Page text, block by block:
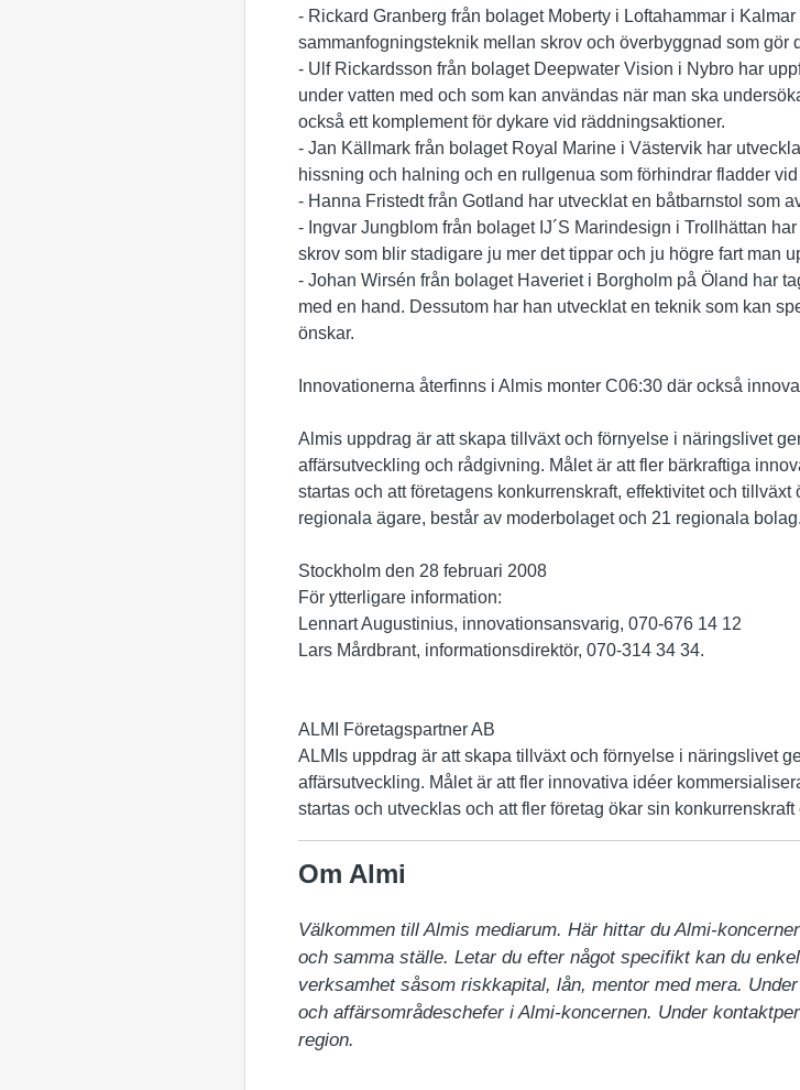
- Rickard Granberg från bolaget Moberty i Loftahammar i
sammanfogningsteknik mellan skrov och överbyggnad som gör
- Ulf Rickardsson från bolaget Deepwater Vision i Nybro har
under vatten med och som kan användas när man ska
också ett komplement för dykare vid räddningsaktioner.
- Jan Källmark från bolaget Royal Marine i Västervik har
hissning och halning och en rullgenua som förhindrar fladder
- Hanna Fristedt från Gotland har utvecklat en båtbarnstol som
- Ingvar Jungblom från bolaget IJ´S Marindesign i Trollhättan
skrov som blir stadigare ju mer det tippar och ju högre fart man
- Johan Wirsén från bolaget Haveriet i Borgholm på Öland har
med en hand. Dessutom har han utvecklat en teknik som kan
önskar.
Innovationerna återfinns i Almis monter C06:30 där också
Almis uppdrag är att skapa tillväxt och förnyelse i näringslivet
affärsutveckling och rådgivning. Målet är att fler bärkraftiga
startas och att företagens konkurrenskraft, effektivitet och
regionala ägare, består av moderbolaget och 21 regionala bolag.
Stockholm den 28 februari 2008
För ytterligare information:
Lennart Augustinius, innovationsansvarig, 070-676 14 12
Lars Mårdbrant, informationsdirektör, 070-314 34 34.
ALMI Företagspartner AB
ALMIs uppdrag är att skapa tillväxt och förnyelse i näringslivet
affärsutveckling. Målet är att fler innovativa idéer
startas och utvecklas och att fler företag ökar sin
Om Almi
Välkommen till Almis mediarum. Här hittar du Almi-
och samma ställe. Letar du efter något specifikt kan du
verksamhet såsom riskkapital, lån, mentor med mera.
och affärsområdeschefer i Almi-koncernen. Under
region.